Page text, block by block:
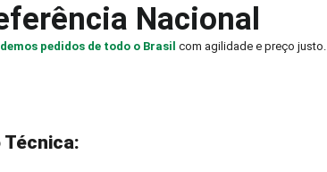
Nacional
pedidos de todo o Brasilcom agilidade e preço justo.
Técnica: